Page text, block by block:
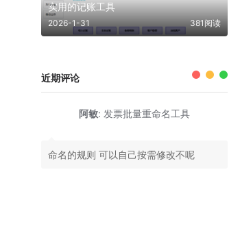
实用的记账工具
2026-1-31 381阅读
近期评论
阿敏: 发票批量重命名工具
命名的规则 可以自己按需修改不呢